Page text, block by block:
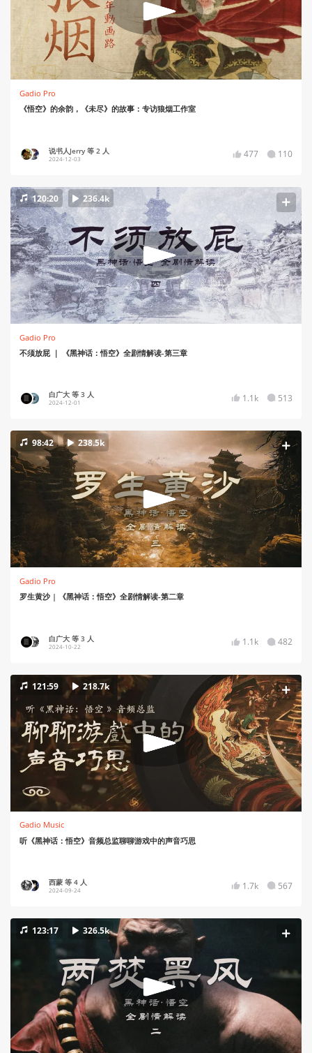
Gadio Pro
《悟空》的余韵，《未尽》的故事：专访狼烟工作室
说书人Jerry 等 2 人
2024-12-03 477 110
120:20 236.4k
Gadio Pro
不须放屁 ｜ 《黑神话：悟空》全剧情解读-第三章
白广大 等 3 人
2024-12-01 1.1k 513
98:42 238.5k
Gadio Pro
罗生黄沙 | 《黑神话：悟空》全剧情解读-第二章
白广大 等 3 人
2024-10-22 1.1k 482
121:59 218.7k
Gadio Music
听《黑神话：悟空》音频总监聊聊游戏中的声音巧思
西蒙 等 4 人
2024-09-24 1.7k 567
123:17 326.5k